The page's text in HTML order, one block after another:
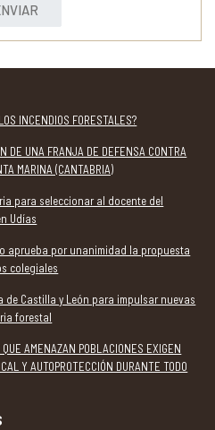
INCENDIOS FORESTALES?
DE UNA FRANJA DE DEFENSA CONTRA
MARINA (CANTABRIA)
para seleccionar al docente del
Udías
aprueba por unanimidad la propuesta
colegiales
de Castilla y León para impulsar nuevas
forestal
AMENAZAN POBLACIONES EXIGEN
Y AUTOPROTECCIÓN DURANTE TODO